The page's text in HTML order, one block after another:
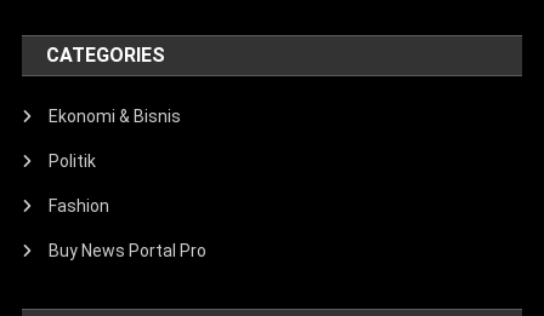
CATEGORIES
Ekonomi & Bisnis
Politik
Fashion
Buy News Portal Pro